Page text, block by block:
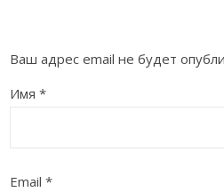
Ваш адрес email не будет
Имя *
Email *